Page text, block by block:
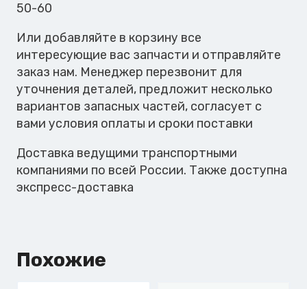
50-60
Или добавляйте в корзину все
интересующие вас запчасти и отправляйте
заказ нам. Менеджер перезвонит для
уточнения деталей, предложит несколько
вариантов запасных частей, согласует с
вами условия оплаты и сроки поставки
Доставка ведущими транспортными
компаниями по всей России. Также доступна
экспресс-доставка
Похожие